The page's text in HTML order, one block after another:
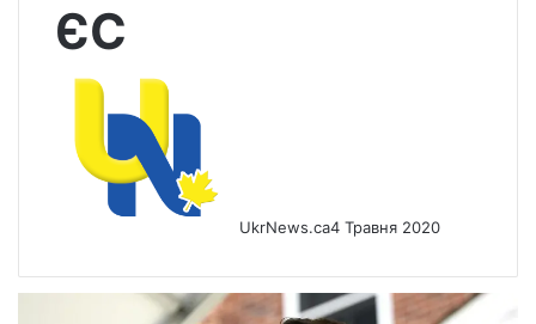
ЄС
UkrNews.ca4 Травня 2020